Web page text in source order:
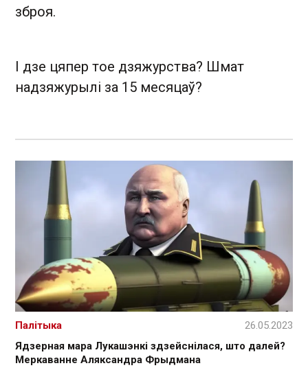
зброя.
І дзе цяпер тое дзяжурства? Шмат
надзяжурылі за 15 месяцаў?
Ядзерная мара Лукашэнкі здзейснілася, што далей?
Меркаванне Аляксандра Фрыдмана
Палітыка 26.05.2023